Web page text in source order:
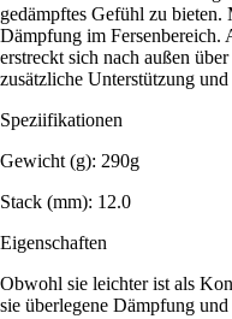
gedämpftes Gefühl zu
Dämpfung im Fersenbereich.
erstreckt sich nach außen
zusätzliche Unterstützung
Speziifikationen
Gewicht (g): 290g
Stack (mm): 12.0
Eigenschaften
Obwohl sie leichter ist als
sie überlegene Dämpfung